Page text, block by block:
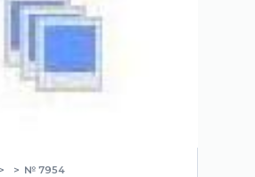
№ 7954